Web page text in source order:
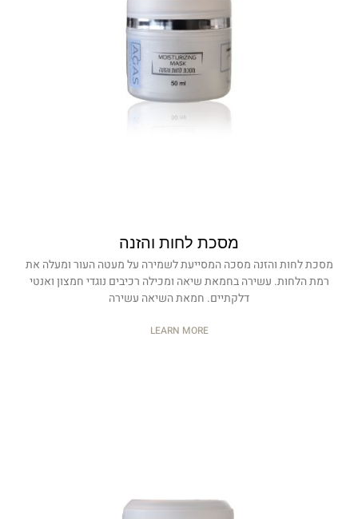
מסכת לחות והזנה
מסכת לחות והזנה מסכה המסייעת לשמירה על מעטה העור ומעלה את
רמת הלחות. עשירה בחמאת שיאה ומכילה רכיבים נוגדי חמצון ואנטי
דלקתיים. חמאת השיאה עשירה
LEARN MORE